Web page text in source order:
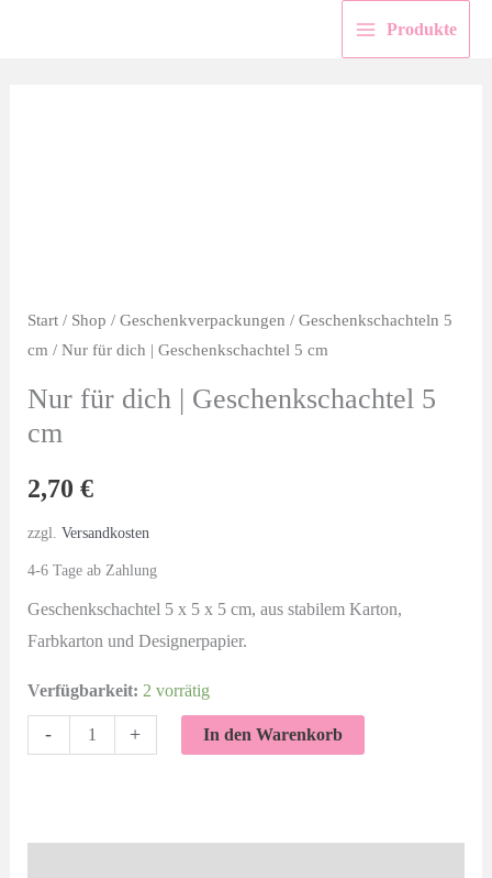
Produkte
Start/ Shop / Geschenkverpackungen / Geschenkschachteln 5
cm / Nur für dich | Geschenkschachtel 5 cm
Nur für dich | Geschenkschachtel 5
cm
2,70 €
zzgl. Versandkosten
4-6 Tage ab Zahlung
Geschenkschachtel 5 x 5 x 5 cm, aus stabilem Karton,
Farbkarton und Designerpapier.
Verfügbarkeit: 2 vorrätig
- + In den Warenkorb